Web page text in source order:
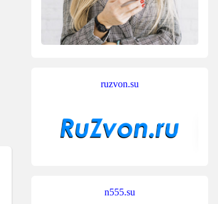
ruzvon.su
n555.su